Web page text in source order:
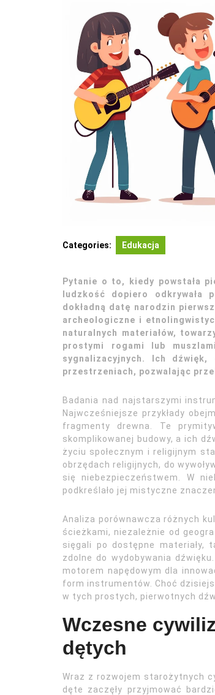
Categories: Edukacja
Pytanie o to, kiedy powstała
ludzkość dopiero odkrywała
dokładną datę narodzin
archeologiczne i
naturalnych materiałów,
prostymi rogami lub
sygnalizacyjnych. Ich
przestrzeniach, pozwalając
Badania nad najstarszymi
Najwcześniejsze przykłady
fragmenty drewna. Te
skomplikowanej budowy, a ich
życiu społecznym i religijnym
obrzędach religijnych, do
się niebezpieczeństwem. W
podkreślało jej mistyczne
Analiza porównawcza różnych
ścieżkami, niezależnie od
sięgali po dostępne
zdolne do wydobywania
motorem napędowym dla
form instrumentów. Choć
w tych prostych, pierwotnych
Wczesne
dętych
Wraz z rozwojem starożytnych
dęte zaczęły przyjmować